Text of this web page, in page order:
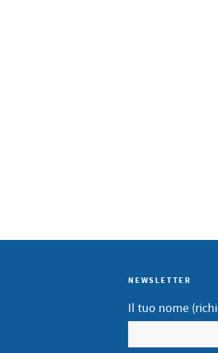
NEWSLETTER
Il tuo nome